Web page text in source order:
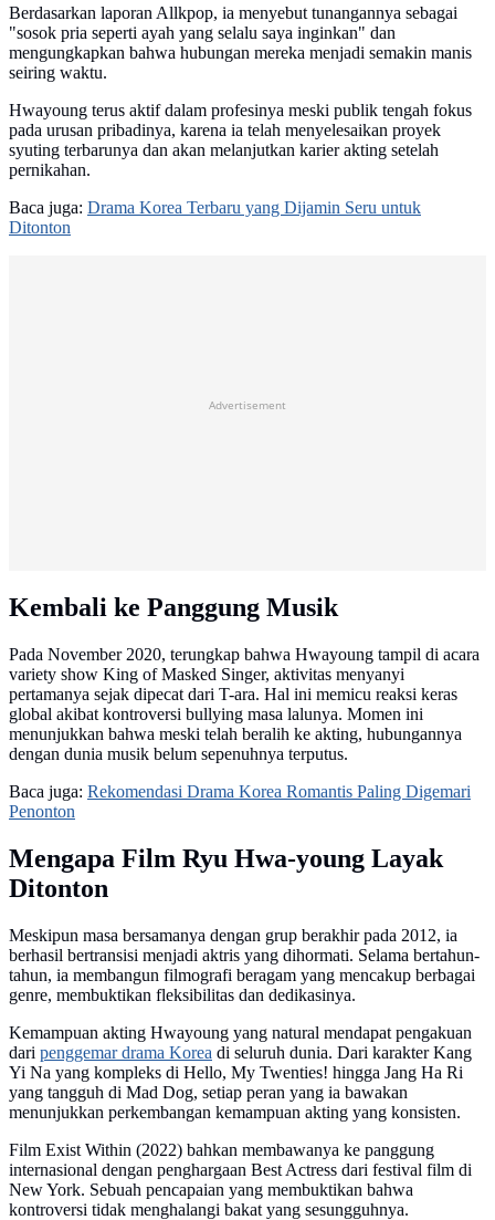
Berdasarkan laporan Allkpop, ia menyebut tunangannya sebagai
"sosok pria seperti ayah yang selalu saya inginkan" dan
mengungkapkan bahwa hubungan mereka menjadi semakin manis
seiring waktu.
Hwayoung terus aktif dalam profesinya meski publik tengah fokus
pada urusan pribadinya, karena ia telah menyelesaikan proyek
syuting terbarunya dan akan melanjutkan karier akting setelah
pernikahan.
Baca juga: Drama Korea Terbaru yang Dijamin Seru untuk
Ditonton
Advertisement
Kembali ke Panggung Musik
Pada November 2020, terungkap bahwa Hwayoung tampil di acara
variety show King of Masked Singer, aktivitas menyanyi
pertamanya sejak dipecat dari T-ara. Hal ini memicu reaksi keras
global akibat kontroversi bullying masa lalunya. Momen ini
menunjukkan bahwa meski telah beralih ke akting, hubungannya
dengan dunia musik belum sepenuhnya terputus.
Baca juga: Rekomendasi Drama Korea Romantis Paling Digemari
Penonton
Mengapa Film Ryu Hwa-young Layak
Ditonton
Meskipun masa bersamanya dengan grup berakhir pada 2012, ia
berhasil bertransisi menjadi aktris yang dihormati. Selama bertahun-
tahun, ia membangun filmografi beragam yang mencakup berbagai
genre, membuktikan fleksibilitas dan dedikasinya.
Kemampuan akting Hwayoung yang natural mendapat pengakuan
dari penggemar drama Korea di seluruh dunia. Dari karakter Kang
Yi Na yang kompleks di Hello, My Twenties! hingga Jang Ha Ri
yang tangguh di Mad Dog, setiap peran yang ia bawakan
menunjukkan perkembangan kemampuan akting yang konsisten.
Film Exist Within (2022) bahkan membawanya ke panggung
internasional dengan penghargaan Best Actress dari festival film di
New York. Sebuah pencapaian yang membuktikan bahwa
kontroversi tidak menghalangi bakat yang sesungguhnya.